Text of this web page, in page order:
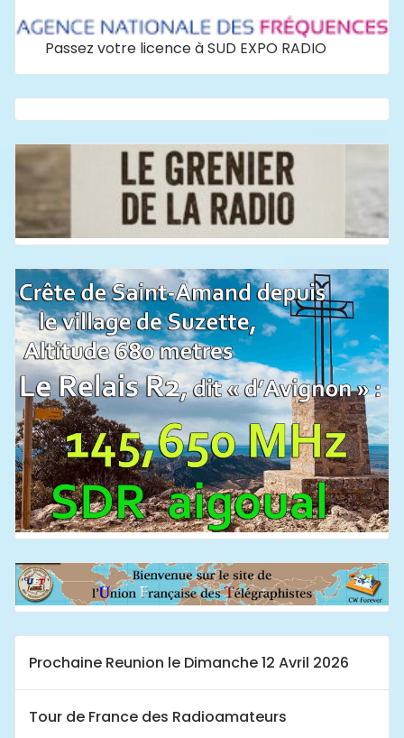
Passez votre licence à SUD EXPO RADIO
Prochaine Reunion le Dimanche 12 Avril 2026
Tour de France des Radioamateurs